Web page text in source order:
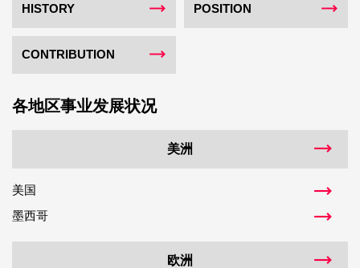
HISTORY POSITION
CONTRIBUTION
各地区事业发展状况
美洲
美国
墨西哥
欧洲